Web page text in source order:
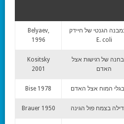
הגנטי של חיידק
E. coli
Belyaev,
1996
של רגישות אצל
האדם
Kositsky
2001
בגלי המוח אצל האדם Bise 1978
גדילה בצמח פול הגינה Brauer 1950